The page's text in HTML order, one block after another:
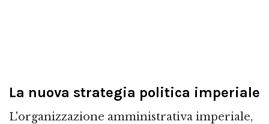
La nuova strategia politica imperiale
L'organizzazione amministrativa imperiale,